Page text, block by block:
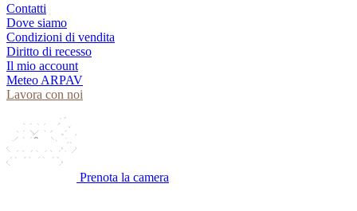
Contatti
Dove siamo
Condizioni di vendita
Diritto di recesso
Il mio account
Meteo ARPAV
Lavora con noi
Prenota la camera